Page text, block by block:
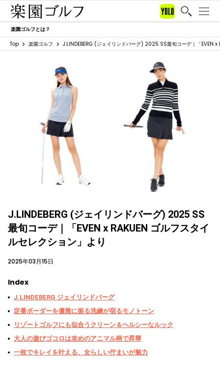
楽園ゴルフとは？
Top 楽園ゴルフ J.LINDEBERG (ジェイリンドバーグ) 2025 SS最旬コーデ｜「EVEN x
J.LINDEBERG (ジェイリンドバーグ) 2025 SS
最旬コーデ｜「EVEN x RAKUEN ゴルフスタイ
ルセレクション」より
2025年03月15日
Index
J.LINDEBERG ジェイリンドバーグ
定番ボーダーを優雅に振る洗練が宿るモノトーン
リゾートゴルフにも似合うクリーン＆ヘルシーなルック
大人の遊びゴコロは攻めのアニマル柄で昇華
一枚でキレイを叶える、女らしい佇まいが魅力